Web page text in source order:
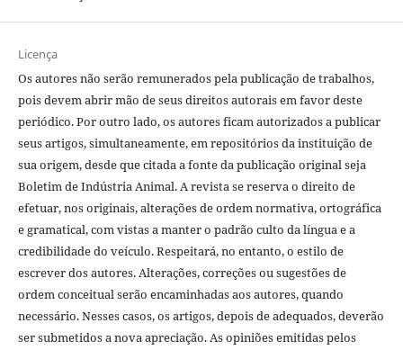
Licença
Os autores não serão remunerados pela publicação de trabalhos,
pois devem abrir mão de seus direitos autorais em favor deste
periódico. Por outro lado, os autores ficam autorizados a publicar
seus artigos, simultaneamente, em repositórios da instituição de
sua origem, desde que citada a fonte da publicação original seja
Boletim de Indústria Animal. A revista se reserva o direito de
efetuar, nos originais, alterações de ordem normativa, ortográfica
e gramatical, com vistas a manter o padrão culto da língua e a
credibilidade do veículo. Respeitará, no entanto, o estilo de
escrever dos autores. Alterações, correções ou sugestões de
ordem conceitual serão encaminhadas aos autores, quando
necessário. Nesses casos, os artigos, depois de adequados, deverão
ser submetidos a nova apreciação. As opiniões emitidas pelos